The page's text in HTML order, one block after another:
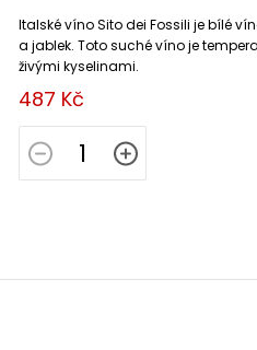
487 Kč
Italské víno Sito dei Fossili je bílé
a jablek. Toto suché víno je
živými kyselinami.
Z